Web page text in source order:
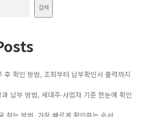
검색
후 확인 방법, 조회부터 납부확인서 출력까지
납부 방법, 세대주·사업자 기준 한눈에 확인